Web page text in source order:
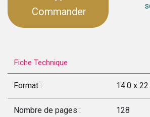
Commander
Fiche Technique
Format : 14.0 x
Nombre de pages : 128